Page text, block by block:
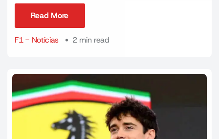
Read More
F1 - Noticias
2 min read